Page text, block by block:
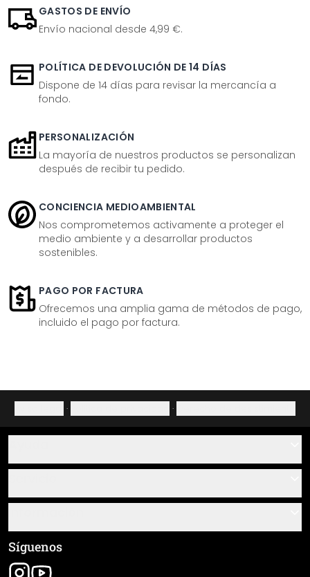
GASTOS DE ENVÍO
Envío nacional desde 4,99 €.
POLÍTICA DE DEVOLUCIÓN DE 14 DÍAS
Dispone de 14 días para revisar la mercancía a
fondo.
PERSONALIZACIÓN
La mayoría de nuestros productos se personalizan
después de recibir tu pedido.
CONCIENCIA MEDIOAMBIENTAL
Nos comprometemos activamente a proteger el
medio ambiente y a desarrollar productos
sostenibles.
PAGO POR FACTURA
Ofrecemos una amplia gama de métodos de pago,
incluido el pago por factura.
· ·
Sobre nosotros
Resumen de materiales
Seguimiento de envío
Términos y condiciones generales (CGC)
Aviso legal
Síguenos